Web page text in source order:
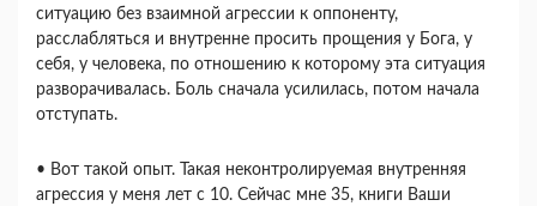
ситуацию без взаимной агрессии к оппоненту,
расслабляться и внутренне просить прощения у Бога, у
себя, у человека, по отношению к которому эта ситуация
разворачивалась. Боль сначала усилилась, потом начала
отступать.
• Вот такой опыт. Такая неконтролируемая внутренняя
агрессия у меня лет с 10. Сейчас мне 35, книги Ваши